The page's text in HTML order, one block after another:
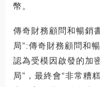
幣。
傳奇財務顧問和暢銷
局”:傳奇財務顧問和
認為受模因啟發的加
局”，最終會“非常糟